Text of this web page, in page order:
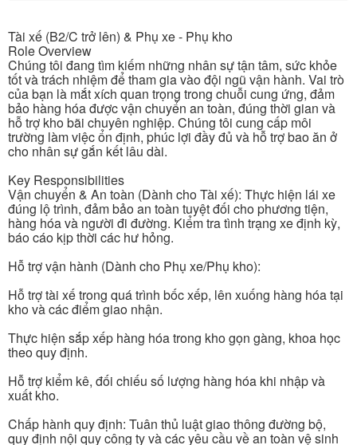
Tài xế (B2/C trở lên) & Phụ xe - Phụ kho
Role Overview
Chúng tôi đang tìm kiếm những nhân sự tận tâm, sức khỏe
tốt và trách nhiệm để tham gia vào đội ngũ vận hành. Vai trò
của bạn là mắt xích quan trọng trong chuỗi cung ứng, đảm
bảo hàng hóa được vận chuyển an toàn, đúng thời gian và
hỗ trợ kho bãi chuyên nghiệp. Chúng tôi cung cấp môi
trường làm việc ổn định, phúc lợi đầy đủ và hỗ trợ bao ăn ở
cho nhân sự gắn kết lâu dài.
Key Responsibilities
Vận chuyển & An toàn (Dành cho Tài xế): Thực hiện lái xe
đúng lộ trình, đảm bảo an toàn tuyệt đối cho phương tiện,
hàng hóa và người đi đường. Kiểm tra tình trạng xe định kỳ,
báo cáo kịp thời các hư hỏng.
Hỗ trợ vận hành (Dành cho Phụ xe/Phụ kho):
Hỗ trợ tài xế trong quá trình bốc xếp, lên xuống hàng hóa tại
kho và các điểm giao nhận.
Thực hiện sắp xếp hàng hóa trong kho gọn gàng, khoa học
theo quy định.
Hỗ trợ kiểm kê, đối chiếu số lượng hàng hóa khi nhập và
xuất kho.
Chấp hành quy định: Tuân thủ luật giao thông đường bộ,
quy định nội quy công ty và các yêu cầu về an toàn vệ sinh